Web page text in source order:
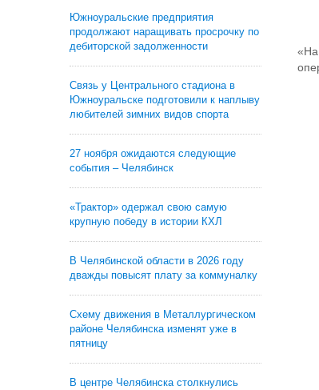
Южноуральские предприятия
продолжают наращивать просрочку по
дебиторской задолженности
Связь у Центрального стадиона в
Южноуральске подготовили к наплыву
любителей зимних видов спорта
27 ноября ожидаются следующие
события – Челябинск
«Трактор» одержал свою самую
крупную победу в истории КХЛ
В Челябинской области в 2026 году
дважды повысят плату за коммуналку
Схему движения в Металлургическом
районе Челябинска изменят уже в
пятницу
В центре Челябинска столкнулись